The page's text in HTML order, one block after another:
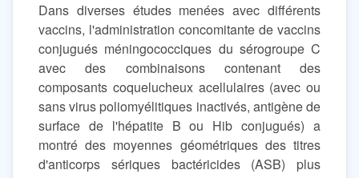
Dans diverses études menées avec différents
vaccins, l'administration concomitante de vaccins
conjugués méningococciques du sérogroupe C
avec des combinaisons contenant des
composants coquelucheux acellulaires (avec ou
sans virus poliomyélitiques inactivés, antigène de
surface de l'hépatite B ou Hib conjugués) a
montré des moyennes géométriques des titres
d'anticorps sériques bactéricides (ASB) plus